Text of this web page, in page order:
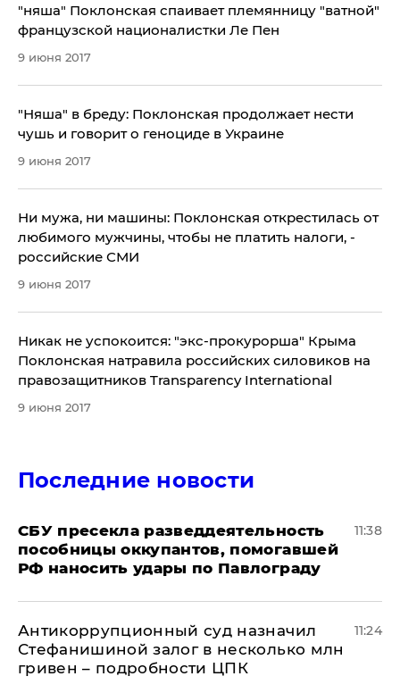
"няша" Поклонская спаивает племянницу "ватной"
французской националистки Ле Пен
9 июня 2017
"Няша" в бреду: Поклонская продолжает нести
чушь и говорит о геноциде в Украине
9 июня 2017
Ни мужа, ни машины: Поклонская открестилась от
любимого мужчины, чтобы не платить налоги, -
российские СМИ
9 июня 2017
​Никак не успокоится: "экс-прокурорша" Крыма
Поклонская натравила российских силовиков на
правозащитников Transparency International
9 июня 2017
Последние новости
СБУ пресекла разведдеятельность
пособницы оккупантов, помогавшей
РФ наносить удары по Павлограду
11:38
Антикоррупционный суд назначил
Стефанишиной залог в несколько млн
гривен – подробности ЦПК
11:24